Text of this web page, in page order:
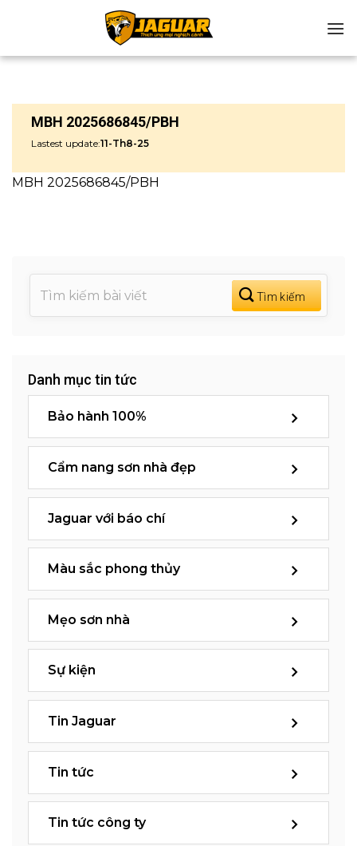
MBH 2025686845/PBH
Lastest update:11-Th8-25
MBH 2025686845/PBH
Danh mục tin tức
Bảo hành 100%
Cẩm nang sơn nhà đẹp
Jaguar với báo chí
Màu sắc phong thủy
Mẹo sơn nhà
Sự kiện
Tin Jaguar
Tin tức
Tin tức công ty